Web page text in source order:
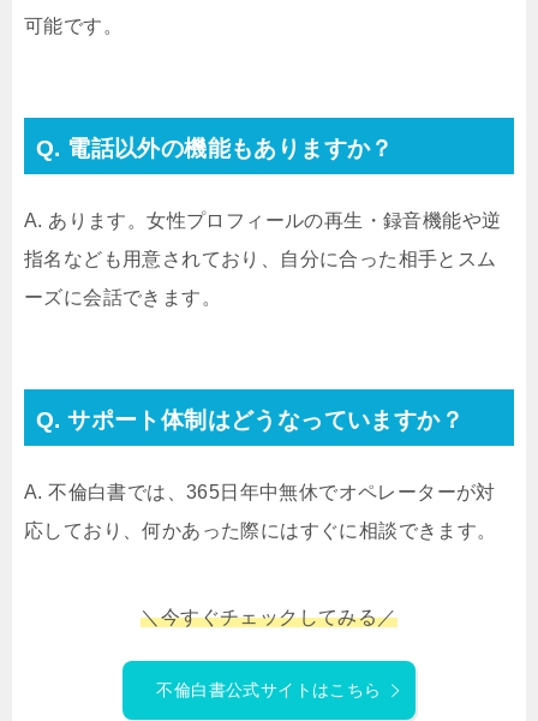
可能です。
Q. 電話以外の機能もありますか？
A. あります。女性プロフィールの再生・録音機能や逆
指名なども用意されており、自分に合った相手とスム
ーズに会話できます。
Q. サポート体制はどうなっていますか？
A. 不倫白書では、365日年中無休でオペレーターが対
応しており、何かあった際にはすぐに相談できます。
＼今すぐチェックしてみる／
不倫白書公式サイトはこちら